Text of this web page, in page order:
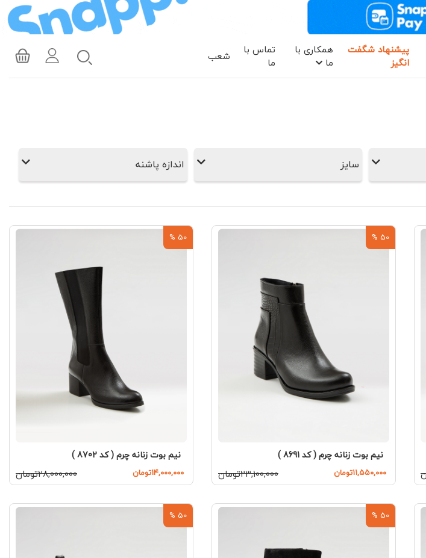
پیشنهاد شگفت
انگیز
همکاری با
ما
تماس با
ما
شعب
سایز اندازه پاشنه
50 %
نیم بوت زنانه چرم ( کد 8691 )
۱۱,۵۵۰,۰۰۰تومان ۲۳,۱۰۰,۰۰۰تومان
50 %
نیم بوت زنانه چرم ( کد 8702 )
۱۴,۰۰۰,۰۰۰تومان ۲۸,۰۰۰,۰۰۰تومان
50 %
50 %